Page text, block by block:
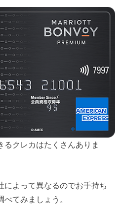
るクレカはたくさんありま
によって異なるのでお手持ち
てみましょう。